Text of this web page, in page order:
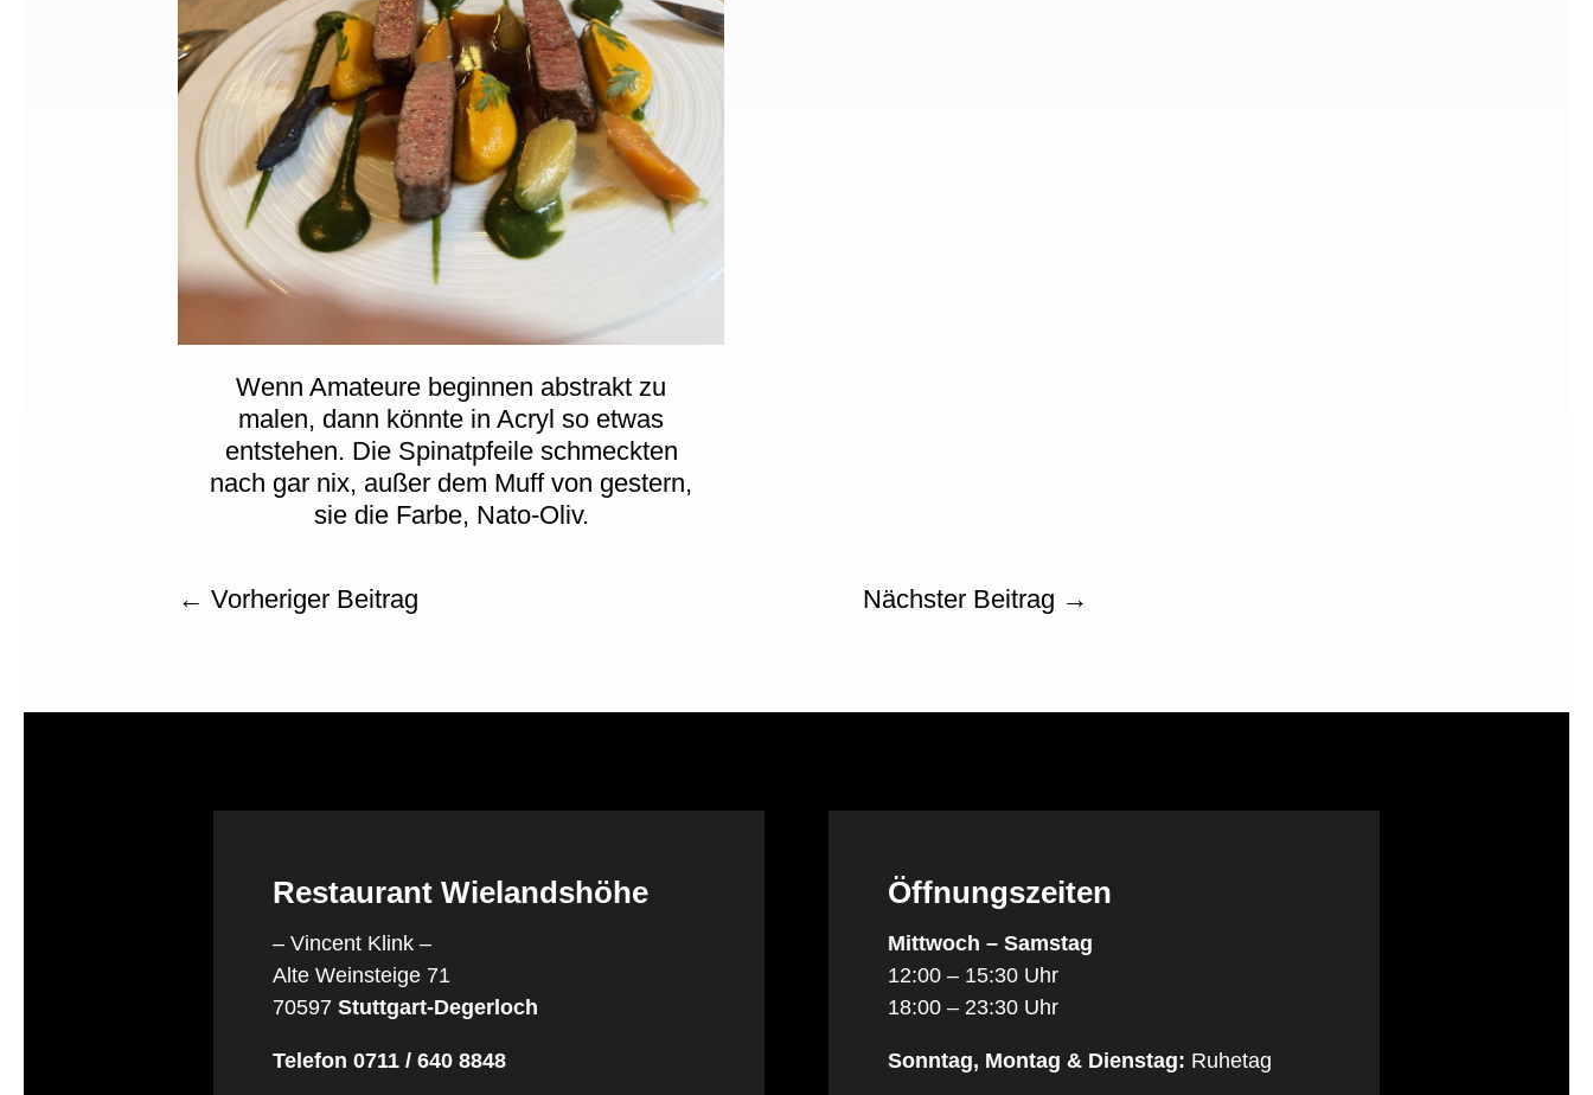
Wenn Amateure beginnen abstrakt zu
malen, dann könnte in Acryl so etwas
entstehen. Die Spinatpfeile schmeckten
nach gar nix, außer dem Muff von gestern,
sie die Farbe, Nato-Oliv.
←Vorheriger Beitrag Nächster Beitrag →
Restaurant Wielandshöhe
– Vincent Klink –
Alte Weinsteige 71
70597Stuttgart-Degerloch
Telefon 0711 / 640 8848
Öffnungszeiten
Mittwoch – Samstag
12:00 – 15:30 Uhr
18:00 – 23:30 Uhr
Sonntag, Montag & Dienstag: Ruhetag